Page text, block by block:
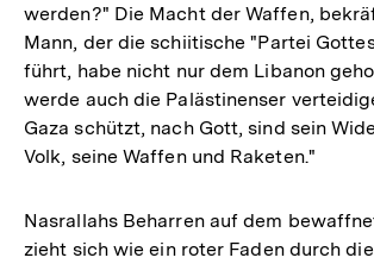
werden?" Die Macht der Waffen,
Mann, der die schiitische "Partei
führt, habe nicht nur dem Libanon
werde auch die Palästinenser
Gaza schützt, nach Gott, sind sein
Volk, seine Waffen und Raketen."
Nasrallahs Beharren auf dem
zieht sich wie ein roter Faden durch